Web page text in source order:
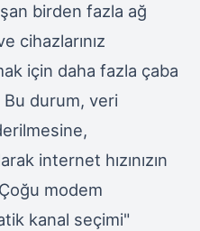
birden fazla ağ
cihazlarınız
için daha fazla çaba
Bu durum, veri
internet hızınızın
modem
kanal seçimi"